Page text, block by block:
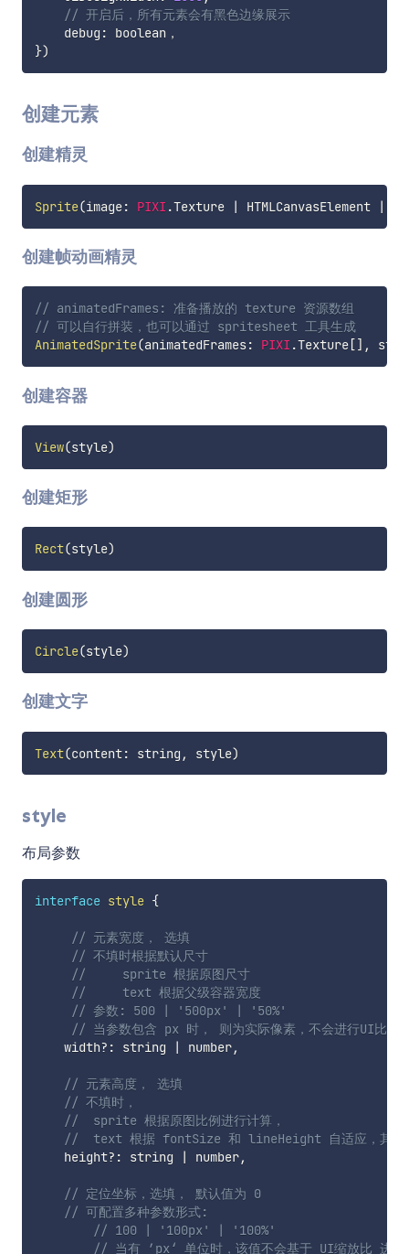
// 开启后，所有元素会有黑色边缘展示
    debug
:
})
创建元素
创建精灵
Sprite(image: PIXI .Texture | HTMLCanvasElement |
创建帧动画精灵
// animatedFrames: 准备播放的 texture 资源数组
// 可以自行拼装，也可以通过 spritesheet 工具生成
AnimatedSprite(animatedFrames: PIXI .Texture[] ,
创建容器
View(style)
创建矩形
Rect(style)
创建圆形
Circle(style)
创建文字
Text(content: string , style)
style
布局参数
interface style {
// 元素宽度， 选填
// 不填时根据默认尺寸
// 	sprite 根据原图尺寸
// 	text 根据父级容器宽度
// 参数: 500 | '500px' | '50%'
// 当参数包含 px 时， 则为实际像素，不会进行UI比缩
    width
? : string number,
// 元素高度， 选填
// 不填时，
// 	sprite 根据原图比例进行计算，
// 	text 根据 fontSize 和 lineHeight 自适应，其
    height
? : string number,
// 定位坐标，选填， 默认值为 0
// 可配置多种参数形式:
// 100 | '100px' | '100%'
// 当有 ’px‘ 单位时，该值不会基于 UI缩放比 进行